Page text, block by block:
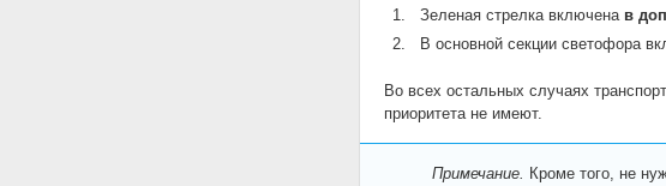
Зеленая стрелка включена в
В основной секции светофора
Во всех остальных случаях
приоритета не имеют.
Примечание. Кроме того, не